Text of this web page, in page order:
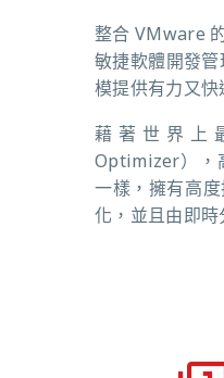
整合 VMware
敏捷軟體開發
模提供有力又快
藉著世界上
Optimizer），
一樣，擁有高
化，並且由即時